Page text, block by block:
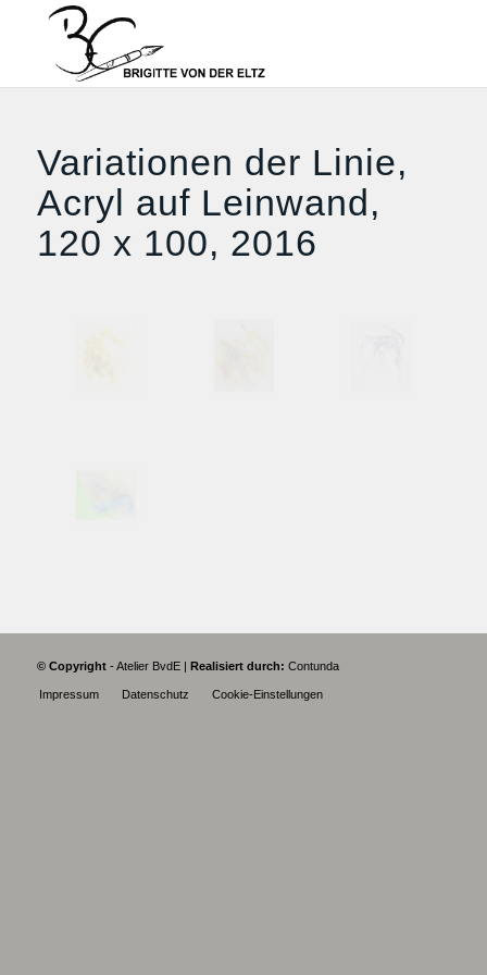
Variationen der Linie,
Acryl auf Leinwand,
120 x 100, 2016
© Copyright- Atelier BvdE | Realisiert durch: Contunda
Impressum Datenschutz Cookie-Einstellungen